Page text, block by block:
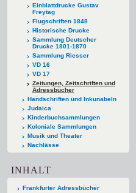
Einblattdrucke Gustav
Freytag
Flugschriften 1848
Historische Drucke
Sammlung Deutscher
Drucke 1801-1870
Sammlung Riesser
VD 16
VD 17
Zeitungen, Zeitschriften und
Adressbücher
Handschriften und Inkunabeln
Judaica
Kinderbuchsammlungen
Koloniale Sammlungen
Musik und Theater
Nachlässe
INHALT
Frankfurter Adressbücher